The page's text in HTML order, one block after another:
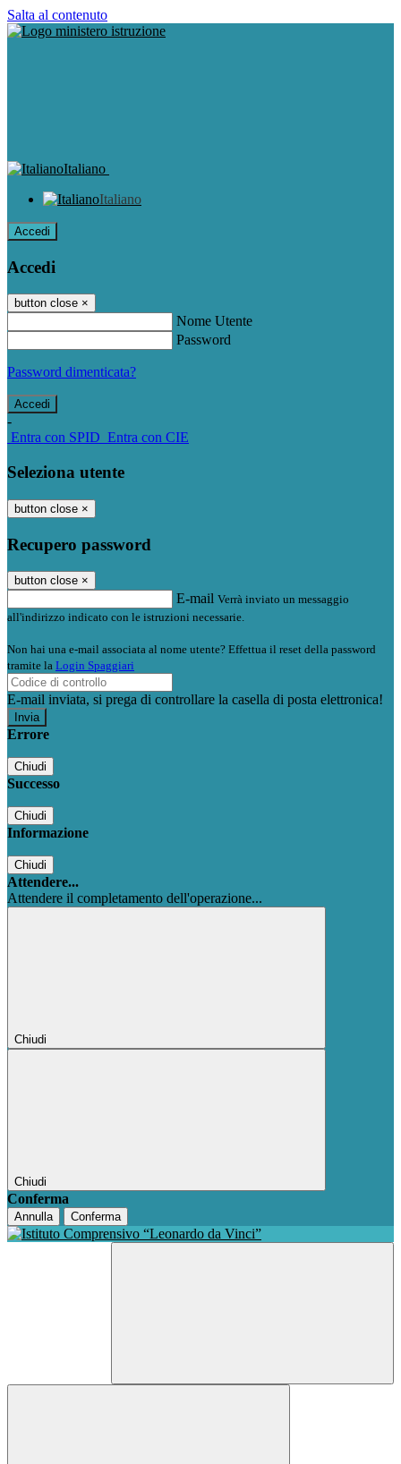
Salta al contenuto
Italiano
Italiano
Accedi
Accedi
button close ×
Nome Utente
Password
Password dimenticata?
-
Entra con SPID Entra con CIE
Seleziona utente
button close ×
Recupero password
button close ×
E-mail Verrà inviato un messaggio
all'indirizzo indicato con le istruzioni necessarie.
Non hai una e-mail associata al nome utente? Effettua il reset della password
tramite la Login Spaggiari
E-mail inviata, si prega di controllare la casella di posta elettronica!
Errore
Chiudi
Successo
Chiudi
Informazione
Chiudi
Attendere...
Attendere il completamento dell'operazione...
Chiudi
Chiudi
Conferma
Annulla Conferma